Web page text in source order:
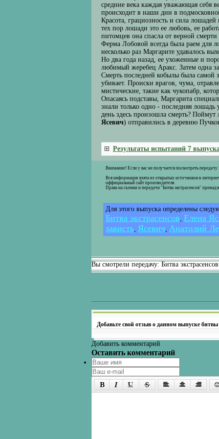
средние века каждая уважающая себя
происходит в наши дни в
Красота, грациозность и сила
тех пор лошади это ее любовь, ее
питомцев она спасла от верной
Ферма Лобовой всегда была раем для
несколько раз Маргарите удавалось
Но два года назад, ее ухоженные и
любимый жеребец Аракс. Затем одна
Смерть последней кобылы была самой
убивает. Происки врагов, чума,
мистические, такие как чукопабр,
Опасаясь подставы, Маргарита
знали только одно - последняя
день здесь произошла смерть?
Ясевич) отправились в деревню
Результаты испытаний 7
Внимание! Если у вас не получается посмотреть передачу
Вся информация взята из открытых источников в
оффициальный сайт производителя.
Права на съемки и передачи "Битва экстрасенсов"
Для этого выпуска определены
Битва экстрасенсов,Елена
зависть,Ясевич,Анатолий
Вы смотрели передачу: Битва
Добавьте свой отзыв о данном выпуске
Добавить комментарий
Оставить комментарий